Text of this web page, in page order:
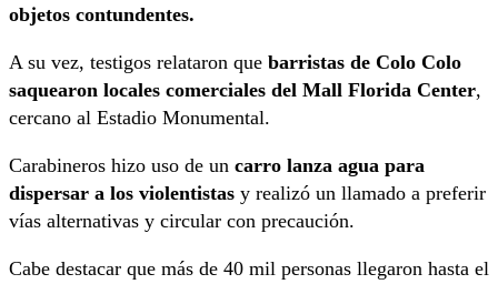
objetos contundentes.
A su vez, testigos relataron que barristas de Colo Colo
saquearon locales comerciales del Mall Florida Center,
cercano al Estadio Monumental.
Carabineros hizo uso de un carro lanza agua para
dispersar a los violentistas y realizó un llamado a preferir
vías alternativas y circular con precaución.
Cabe destacar que más de 40 mil personas llegaron hasta el